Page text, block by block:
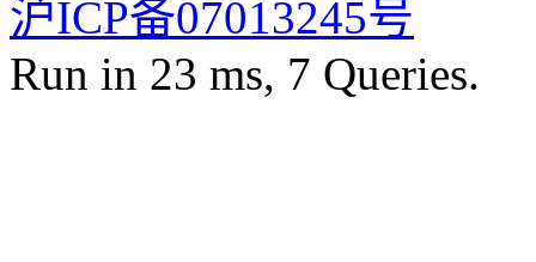
沪ICP备07013245号
Run in 23 ms, 7 Queries.